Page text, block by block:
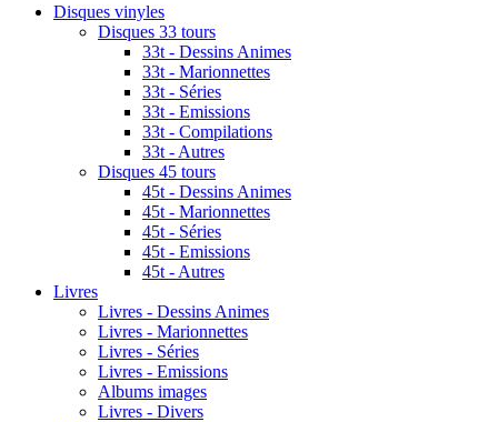
Disques vinyles
Disques 33 tours
33t - Dessins Animes
33t - Marionnettes
33t - Séries
33t - Emissions
33t - Compilations
33t - Autres
Disques 45 tours
45t - Dessins Animes
45t - Marionnettes
45t - Séries
45t - Emissions
45t - Autres
Livres
Livres - Dessins Animes
Livres - Marionnettes
Livres - Séries
Livres - Emissions
Albums images
Livres - Divers